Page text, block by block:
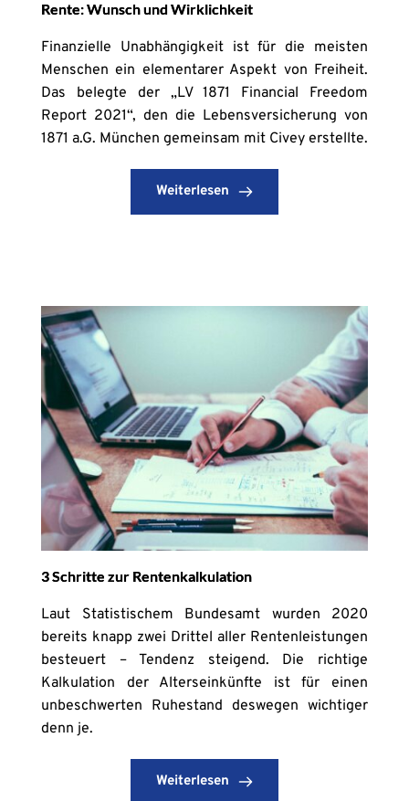
Rente: Wunsch und Wirklichkeit
Finanzielle Unabhängigkeit ist für die meisten
Menschen ein elementarer Aspekt von Freiheit.
Das belegte der „LV 1871 Financial Freedom
Report 2021“, den die Lebensversicherung von
1871 a.G. München gemeinsam mit Civey erstellte.
Weiterlesen
3 Schritte zur Rentenkalkulation
Laut Statistischem Bundesamt wurden 2020
bereits knapp zwei Drittel aller Rentenleistungen
besteuert – Tendenz steigend. Die richtige
Kalkulation der Alterseinkünfte ist für einen
unbeschwerten Ruhestand deswegen wichtiger
denn je.
Weiterlesen